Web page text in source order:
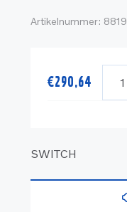
Artikelnummer:
€290,64
SWITCH